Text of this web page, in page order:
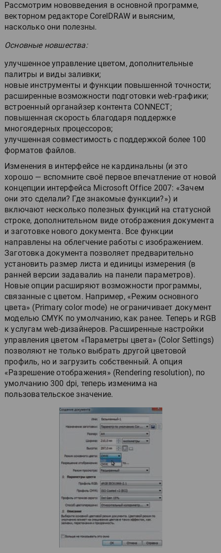
Рассмотрим нововведения в основной программе,
векторном редакторе CorelDRAW и выясним,
насколько они полезны.
Основные новшества:
улучшенное управление цветом, дополнительные
палитры и виды заливки;
новые инструменты и функции повышенной точности;
расширенные возможности подготовки web-графики;
встроенный органайзер контента CONNECT;
повышенная скорость благодаря поддержке
многоядерных процессоров;
улучшенная совместимость с поддержкой более 100
форматов файлов.
Изменения в интерфейсе не кардинальны (и это
хорошо — вспомните своё первое впечатление от новой
концепции интерфейса Microsoft Office 2007: «Зачем
они это сделали? Где знакомые функции?») и
включают несколько полезных функций на статусной
строке, дополнительном виде отображения документа
и заготовке нового документа. Все функции
направлены на облегчение работы с изображением.
Заготовка документа позволяет предварительно
установить размер листа и единицы измерения (в
ранней версии задавалиь на панели параметров).
Новые опции расширяют возможности программы,
связанные с цветом. Например, «Режим основного
цвета» (Primary color mode) не ограничивает документ
моделью CMYK по умолчанию, как ранее. Теперь и RGB
к услугам web-дизайнеров. Расширенные настройки
управления цветом «Параметры цвета» (Color Settings)
позволяют не только выбрать другой цветовой
профиль, но и загрузить собственный. А опция
«Разрешение отображения» (Rendering resolution), по
умолчанию 300 dpi, теперь изменима на
пользовательское значение.